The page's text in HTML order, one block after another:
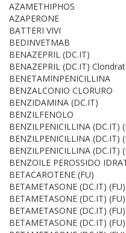
AZAMETHIPHOS
AZAPERONE
BATTERI VIVI
BEDINVETMAB
BENAZEPRIL (DC.IT)
BENAZEPRIL (DC.IT)
BENETAMINPENICILLINA
BENZALCONIO CLORURO
BENZIDAMINA (DC.IT)
BENZILFENOLO
BENZILPENICILLINA (DC.IT)
BENZILPENICILLINA (DC.IT)
BENZILPENICILLINA (DC.IT)
BENZOILE PEROSSIDO
BETACAROTENE (FU)
BETAMETASONE (DC.IT) (FU)
BETAMETASONE (DC.IT)
BETAMETASONE (DC.IT)
BETAMETASONE (DC.IT)